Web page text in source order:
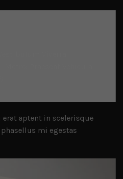
aptent in scelerisque
mi egestas